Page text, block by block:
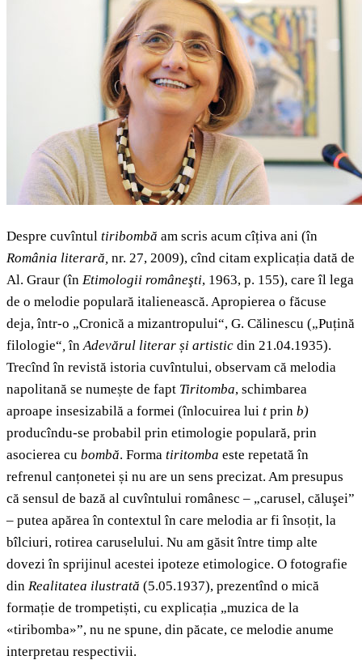
Despre cuvîntul tiribombă am scris acum cîțiva ani (în
România literară, nr. 27, 2009), cînd citam explicația dată de
Al. Graur (în Etimologii româneşti, 1963, p. 155), care îl lega
de o melodie populară italienească. Apropierea o făcuse
deja, într-o „Cronică a mizantropului“, G. Călinescu („Puțină
filologie“, înAdevărul literar și artistic din 21.04.1935).
Trecînd în revistă istoria cuvîntului, observam că melodia
napolitană se numește de fapt Tiritomba, schimbarea
aproape insesizabilă a formei (înlocuirea lui t prin b)
producîndu-se probabil prin etimologie populară, prin
asocierea cu bombă. Forma tiritomba este repetată în
refrenul canțonetei și nu are un sens precizat. Am presupus
că sensul de bază al cuvîntului românesc – „carusel, căluşei”
– putea apărea în contextul în care melodia ar fi însoțit, la
bîlciuri, rotirea caruselului. Nu am găsit între timp alte
dovezi în sprijinul acestei ipoteze etimologice. O fotografie
din Realitatea ilustrată (5.05.1937), prezentînd o mică
formație de trompetiști, cu explicația „muzica de la
«tiribomba»”, nu ne spune, din păcate, ce melodie anume
interpretau respectivii.